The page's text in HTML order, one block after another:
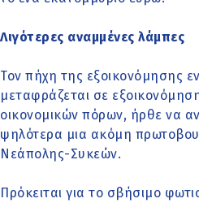
Λιγότερες αναμμένες λάμπες
Τον πήχη της εξοικονόμησης
μεταφράζεται σε
οικονομικών πόρων, ήρθε να
ψηλότερα μια ακόμη
Νεάπολης-Συκεών.
Πρόκειται για το σβήσιμο